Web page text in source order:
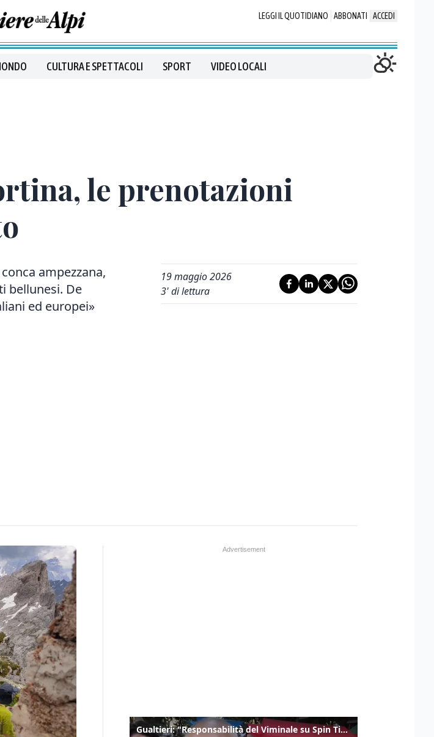
LEGGI IL QUOTIDIANO ABBONATI ACCEDI
CULTURA E SPETTACOLI SPORT VIDEO LOCALI
le prenotazioni
ampezzana,
bellunesi. De
ed europei»
19 maggio 2026
3' di lettura
Gualtieri: "Responsabilità del Viminale su Spin Time? La posizione dei partiti è nota"